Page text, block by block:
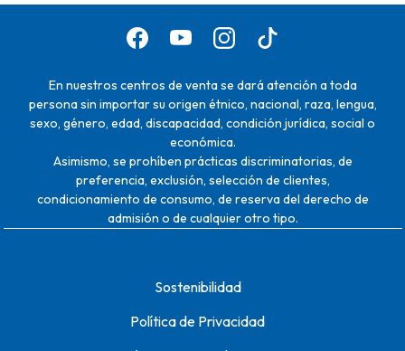
En nuestros centros de venta se dará atención a toda
persona sin importar su origen étnico, nacional, raza, lengua,
sexo, género, edad, discapacidad, condición jurídica, social o
económica.
Asimismo, se prohíben prácticas discriminatorias, de
preferencia, exclusión, selección de clientes,
condicionamiento de consumo, de reserva del derecho de
admisión o de cualquier otro tipo.
Sostenibilidad
Política de Privacidad